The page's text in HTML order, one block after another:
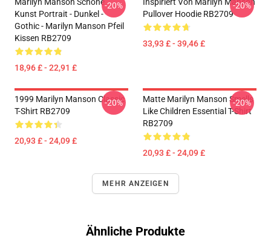
Kunst Portrait - Dunkel -
Gothic - Marilyn Manson Pfeil
Kissen RB2709
18,96 £ - 22,91 £
-20%
Pullover Hoodie RB2709
33,93 £ - 39,46 £
-20%
1999 Marilyn Manson Classic
T-Shirt RB2709
20,93 £ - 24,09 £
-20%
Matte Marilyn Manson Smells
Like Children Essential T-Shirt
RB2709
20,93 £ - 24,09 £
-20%
MEHR ANZEIGEN
Ähnliche Produkte